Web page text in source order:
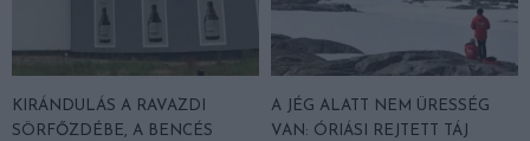
KIRÁNDULÁS A RAVAZDI
SÖRFŐZDÉBE, A BENCÉS
A JÉG ALATT NEM ÜRESSÉG
VAN: ÓRIÁSI REJTETT TÁJ